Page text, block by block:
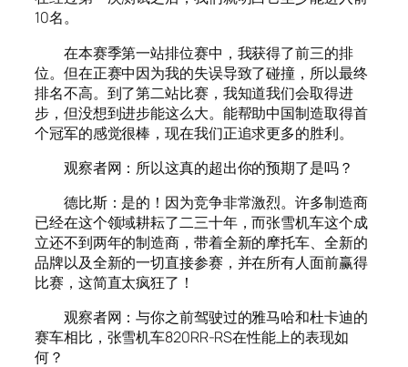
10名。
在本赛季第一站排位赛中，我获得了前三的排
位。但在正赛中因为我的失误导致了碰撞，所以最终
排名不高。到了第二站比赛，我知道我们会取得进
步，但没想到进步能这么大。能帮助中国制造取得首
个冠军的感觉很棒，现在我们正追求更多的胜利。
观察者网：所以这真的超出你的预期了是吗？
德比斯：是的！因为竞争非常激烈。许多制造商
已经在这个领域耕耘了二三十年，而张雪机车这个成
立还不到两年的制造商，带着全新的摩托车、全新的
品牌以及全新的一切直接参赛，并在所有人面前赢得
比赛，这简直太疯狂了！
观察者网：与你之前驾驶过的雅马哈和杜卡迪的
赛车相比，张雪机车820RR-RS在性能上的表现如
何？